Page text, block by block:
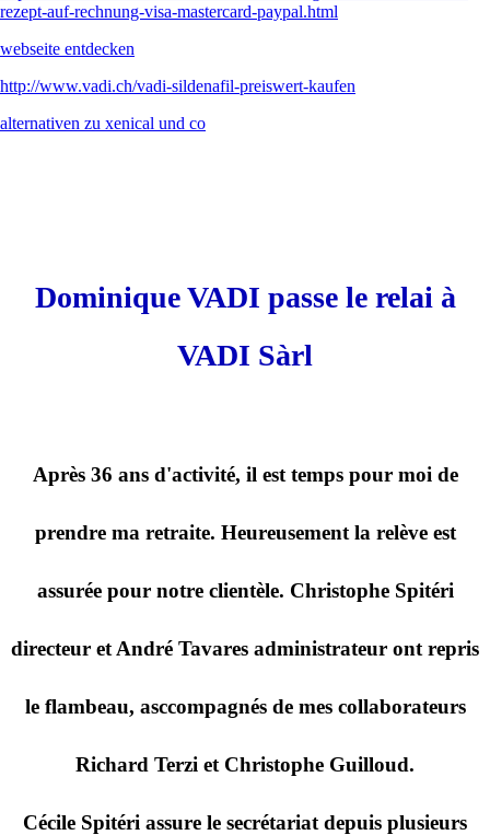
rezept-auf-rechnung-visa-mastercard-paypal.html
webseite entdecken
http://www.vadi.ch/vadi-sildenafil-preiswert-kaufen
alternativen zu xenical und co
Dominique VADI passe le relai à
VADI Sàrl
Après 36 ans d'activité, il est temps pour moi de
prendre ma retraite. Heureusement la relève est
assurée pour notre clientèle. Christophe Spitéri
directeur et André Tavares administrateur ont repris
le flambeau, asccompagnés de mes collaborateurs
Richard Terzi et Christophe Guilloud.
Cécile Spitéri assure le secrétariat depuis plusieurs